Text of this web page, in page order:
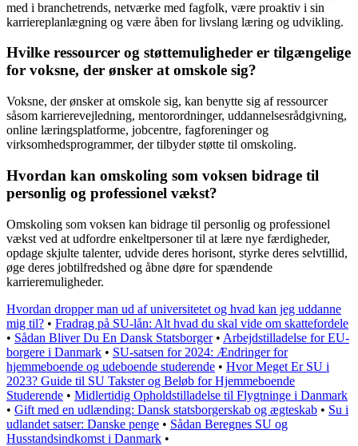
med i branchetrends, netværke med fagfolk, være proaktiv i sin
karriereplanlægning og være åben for livslang læring og udvikling.
Hvilke ressourcer og støttemuligheder er tilgængelige
for voksne, der ønsker at omskole sig?
Voksne, der ønsker at omskole sig, kan benytte sig af ressourcer
såsom karrierevejledning, mentorordninger, uddannelsesrådgivning,
online læringsplatforme, jobcentre, fagforeninger og
virksomhedsprogrammer, der tilbyder støtte til omskoling.
Hvordan kan omskoling som voksen bidrage til
personlig og professionel vækst?
Omskoling som voksen kan bidrage til personlig og professionel
vækst ved at udfordre enkeltpersoner til at lære nye færdigheder,
opdage skjulte talenter, udvide deres horisont, styrke deres selvtillid,
øge deres jobtilfredshed og åbne døre for spændende
karrieremuligheder.
Hvordan dropper man ud af universitetet og hvad kan jeg uddanne
mig til? • Fradrag på SU-lån: Alt hvad du skal vide om skattefordele
• Sådan Bliver Du En Dansk Statsborger• Arbejdstilladelse for EU-
borgere i Danmark • SU-satsen for 2024: Ændringer for
hjemmeboende og udeboende studerende • Hvor Meget Er SU i
2023? Guide til SU Takster og Beløb for Hjemmeboende
Studerende • Midlertidig Opholdstilladelse til Flygtninge i Danmark
• Gift med en udlænding: Dansk statsborgerskab og ægteskab • Su i
udlandet satser: Danske penge • Sådan Beregnes SU og
Husstandsindkomst i Danmark •